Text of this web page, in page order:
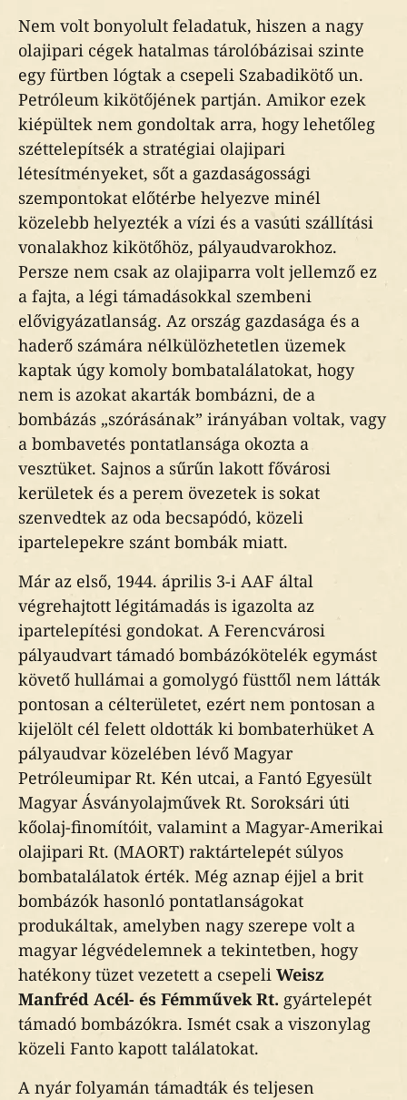
Nem volt bonyolult feladatuk, hiszen a nagy
olajipari cégek hatalmas tárolóbázisai szinte
egy fürtben lógtak a csepeli Szabadikötő un.
Petróleum kikötőjének partján. Amikor ezek
kiépültek nem gondoltak arra, hogy lehetőleg
széttelepítsék a stratégiai olajipari
létesítményeket, sőt a gazdaságossági
szempontokat előtérbe helyezve minél
közelebb helyezték a vízi és a vasúti szállítási
vonalakhoz kikötőhöz, pályaudvarokhoz.
Persze nem csak az olajiparra volt jellemző ez
a fajta, a légi támadásokkal szembeni
elővigyázatlanság. Az ország gazdasága és a
haderő számára nélkülözhetetlen üzemek
kaptak úgy komoly bombatalálatokat, hogy
nem is azokat akarták bombázni, de a
bombázás „szórásának” irányában voltak, vagy
a bombavetés pontatlansága okozta a
vesztüket. Sajnos a sűrűn lakott fővárosi
kerületek és a perem övezetek is sokat
szenvedtek az oda becsapódó, közeli
ipartelepekre szánt bombák miatt.
Már az első, 1944. április 3-i AAF által
végrehajtott légitámadás is igazolta az
ipartelepítési gondokat. A Ferencvárosi
pályaudvart támadó bombázókötelék egymást
követő hullámai a gomolygó füsttől nem látták
pontosan a célterületet, ezért nem pontosan a
kijelölt cél felett oldották ki bombaterhüket A
pályaudvar közelében lévő Magyar
Petróleumipar Rt. Kén utcai, a Fantó Egyesült
Magyar Ásványolajművek Rt. Soroksári úti
kőolaj-finomítóit, valamint a Magyar-Amerikai
olajipari Rt. (MAORT) raktártelepét súlyos
bombatalálatok érték. Még aznap éjjel a brit
bombázók hasonló pontatlanságokat
produkáltak, amelyben nagy szerepe volt a
magyar légvédelemnek a tekintetben, hogy
hatékony tüzet vezetett a csepeli Weisz
Manfréd Acél- és Fémművek Rt. gyártelepét
támadó bombázókra. Ismét csak a viszonylag
közeli Fanto kapott találatokat.
A nyár folyamán támadták és teljesen